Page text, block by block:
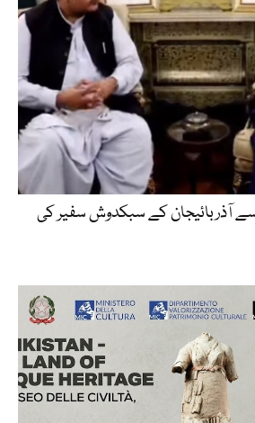
سے آذربائیجان کے سبکدوش سفیر کی